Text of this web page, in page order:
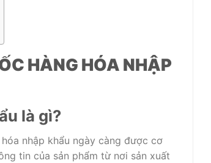
HÀNG HÓA NHẬP
là gì?
nhập khẩu ngày càng được cơ
tin của sản phẩm từ nơi sản xuất